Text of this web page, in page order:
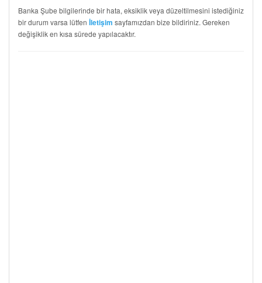
Banka Şube bilgilerinde bir hata, eksiklik veya düzeltilmesini istediğiniz
bir durum varsa lütfen İletişim sayfamızdan bize bildiriniz. Gereken
değişiklik en kısa sürede yapılacaktır.